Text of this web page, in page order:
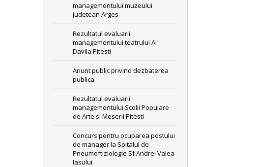
managementului muzeului
judetean Arges
Rezultatul evaluarii
managementului teatrului Al
Davila Pitesti
Anunt public privind dezbaterea
publica
Rezultatul evaluarii
managementului Scolii Populare
de Arte si Meserii Pitesti
Concurs pentru ocuparea postului
de manager la Spitalul de
Pneumoftiziologie Sf Andrei Valea
Iasului